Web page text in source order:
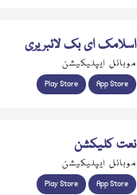
اسلامک ای بک لائبریری
موبائل ایپلیکیشن
Play Store App Store
نعت کلیکشن
موبائل ایپلیکیشن
Play Store App Store